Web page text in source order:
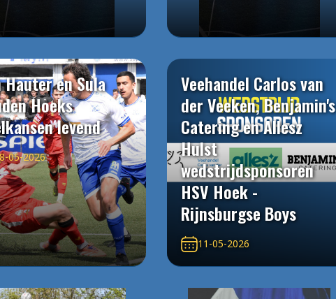
Hauter en Sula
Hoeks
levend
05-2026
Veehandel Carlos van
der Veeken, Benjamin's
Catering en Allesz
Hulst
wedstrijdsponsoren
HSV Hoek -
Rijnsburgse Boys
11-05-2026